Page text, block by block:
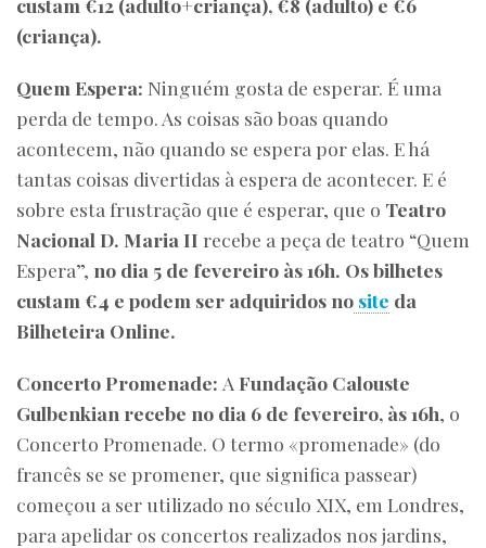
(criança).
Quem Espera: Ninguém gosta de esperar. É uma
perda de tempo. As coisas são boas quando
acontecem, não quando se espera por elas. E há
tantas coisas divertidas à espera de acontecer. E é
sobre esta frustração que é esperar, que o Teatro
Nacional D. Maria II recebe a peça de teatro “Quem
Espera”, no dia 5 de fevereiro às 16h. Os bilhetes
custam €4 e podem ser adquiridos no site da
Bilheteira Online.
Concerto Promenade: A Fundação Calouste
Gulbenkian recebe no dia 6 de fevereiro, às 16h, o
Concerto Promenade. O termo «promenade» (do
francês se se promener, que significa passear)
começou a ser utilizado no século XIX, em Londres,
para apelidar os concertos realizados nos jardins,